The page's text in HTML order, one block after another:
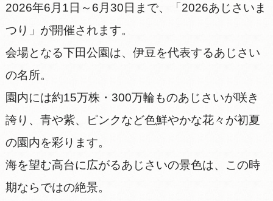
2026年6月1日～6月30日まで、「2026あじさいま
つり」が開催されます。
会場となる下田公園は、伊豆を代表するあじさい
の名所。
園内には約15万株・300万輪ものあじさいが咲き
誇り、青や紫、ピンクなど色鮮やかな花々が初夏
の園内を彩ります。
海を望む高台に広がるあじさいの景色は、この時
期ならではの絶景。